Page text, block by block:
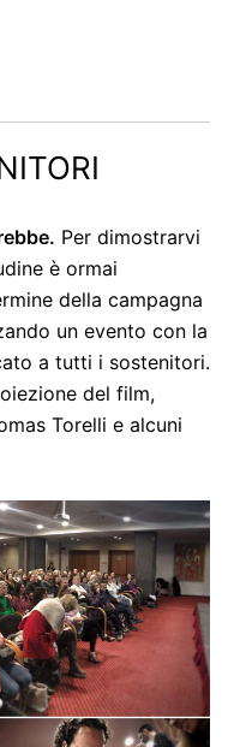
Per dimostrarvi
è ormai
della campagna
un evento con la
a tutti i sostenitori.
del film,
Torelli e alcuni